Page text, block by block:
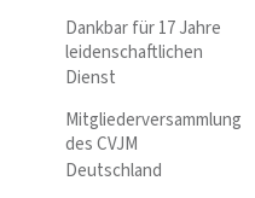
Dankbar für 17 Jahre
leidenschaftlichen
Dienst
Mitgliederversammlung
des CVJM
Deutschland